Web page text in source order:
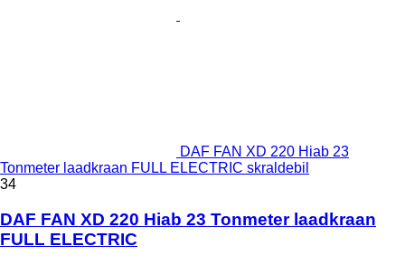
DAF FAN XD 220 Hiab 23
Tonmeter laadkraan FULL ELECTRIC skraldebil
34
DAF FAN XD 220 Hiab 23 Tonmeter laadkraan
FULL ELECTRIC